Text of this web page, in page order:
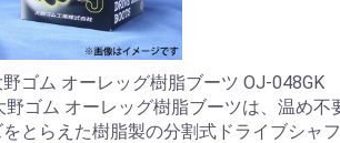
野ゴム オーレッグ樹脂ブーツ OJ-048GK
野ゴム オーレッグ樹脂ブーツは、温め
をとらえた樹脂製の分割式ドライブシャフ